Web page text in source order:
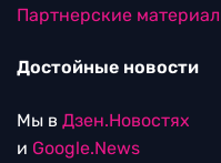
Партнерские
Достойные новости
Мы в Дзен.Новостях
и Google.News